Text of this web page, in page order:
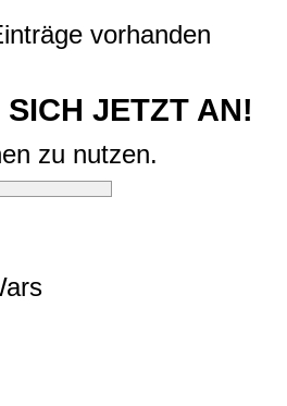
vorhanden
JETZT AN!
zu nutzen.